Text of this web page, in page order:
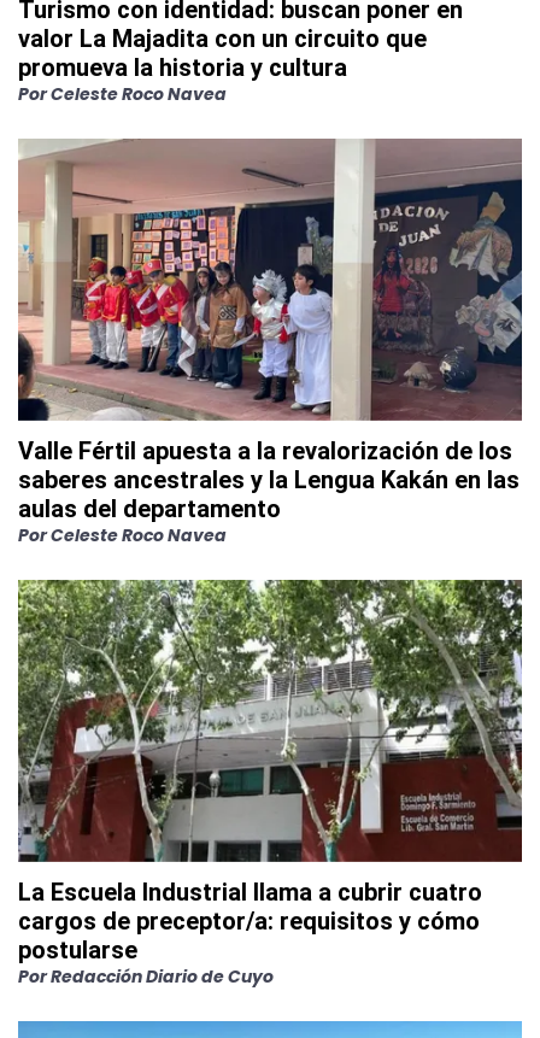
Turismo con identidad: buscan poner en
valor La Majadita con un circuito que
promueva la historia y cultura
PorCeleste Roco Navea
Valle Fértil apuesta a la revalorización de los
saberes ancestrales y la Lengua Kakán en las
aulas del departamento
PorCeleste Roco Navea
La Escuela Industrial llama a cubrir cuatro
cargos de preceptor/a: requisitos y cómo
postularse
PorRedacción Diario de Cuyo